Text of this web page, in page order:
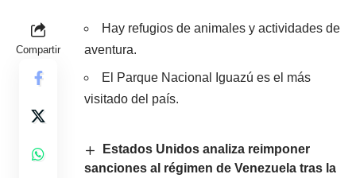
Compartir
Hay refugios de animales y actividades de
aventura.
El Parque Nacional Iguazú es el más
visitado del país.
Estados Unidos analiza reimponer
sanciones al régimen de Venezuela tras la